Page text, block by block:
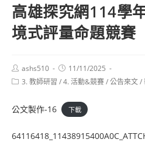
高雄探究網114學
境式評量命題競賽
Post
author:
ashs510
Post
published:
11/11/2025
Post3. 教師研習 /4. 活動&競賽/公告來文/
公文製作-16 下載